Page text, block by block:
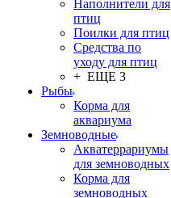
Наполнители для
птиц
Поилки для птиц
Средства по
уходу для птиц
+ ЕЩЕ 3
Рыбы
Корма для
аквариума
Земноводные
Акватеррариумы
для земноводных
Корма для
земноводных